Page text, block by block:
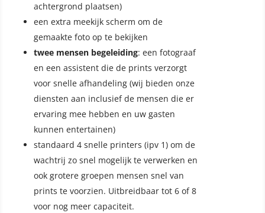
achtergrond plaatsen)
een extra meekijk scherm om de
gemaakte foto op te bekijken
twee mensen begeleiding: een fotograaf
en een assistent die de prints verzorgt
voor snelle afhandeling (wij bieden onze
diensten aan inclusief de mensen die er
ervaring mee hebben en uw gasten
kunnen entertainen)
standaard 4 snelle printers (ipv 1) om de
wachtrij zo snel mogelijk te verwerken en
ook grotere groepen mensen snel van
prints te voorzien. Uitbreidbaar tot 6 of 8
voor nog meer capaciteit.